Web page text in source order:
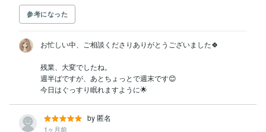
参考になった
お忙しい中、ご相談くださりありがとうございました🍀
残業、大変でしたね。
週半ばですが、あとちょっとで週末です😊
今日はぐっすり眠れますように🌟
by 匿名
1ヶ月前